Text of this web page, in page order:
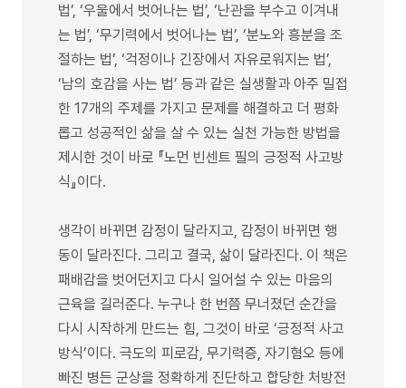
법’, ‘우울에서 벗어나는 법’, ‘난관을 부수고 이겨내
는 법’, ‘무기력에서 벗어나는 법’, ‘분노와 흥분을 조
절하는 법’, ‘걱정이나 긴장에서 자유로워지는 법’,
‘남의 호감을 사는 법’ 등과 같은 실생활과 아주 밀접
한 17개의 주제를 가지고 문제를 해결하고 더 평화
롭고 성공적인 삶을 살 수 있는 실천 가능한 방법을
제시한 것이 바로 『노먼 빈센트 필의 긍정적 사고방
식』이다.
생각이 바뀌면 감정이 달라지고, 감정이 바뀌면 행
동이 달라진다. 그리고 결국, 삶이 달라진다. 이 책은
패배감을 벗어던지고 다시 일어설 수 있는 마음의
근육을 길러준다. 누구나 한 번쯤 무너졌던 순간을
다시 시작하게 만드는 힘, 그것이 바로 ‘긍정적 사고
방식’이다. 극도의 피로감, 무기력증, 자기혐오 등에
빠진 병든 군상을 정확하게 진단하고 합당한 처방전